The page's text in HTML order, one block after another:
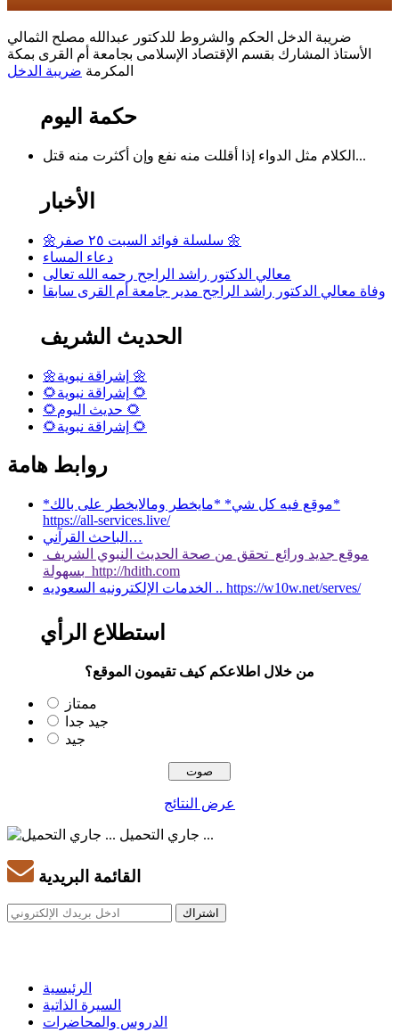
ضريبة الدخل الحكم والشروط للدكتور عبدالله مصلح الثمالي
الأستاذ المشارك بقسم الإقتصاد الإسلامى بجامعة أم القرى بمكة
المكرمة ضريبة الدخل
حكمة اليوم
الكلام مثل الدواء إذا أقللت منه نفع وإن أكثرت منه قتل...
الأخبار
🌼سلسلة فوائد السبت ٢٥ صفر 🌼
دعاء المساء
معالي الدكتور راشد الراجح رحمه الله تعالى
وفاة معالي الدكتور راشد الراجح مدير جامعة أم القرى سابقا
الحديث الشريف
🌼إشراقة نبوية 🌼
🌻إشراقة نبوية 🌻
🌻حديث اليوم 🌻
🌻إشراقة نبوية 🌻
روابط هامة
*موقع فيه كل شي* *مايخطر ومالايخطر على بالك*
https://all-services.live/
الباحث القرآني…
موقع جديد ورائع تحقق من صحة الحديث النبوي الشريف
بسهولة http://hdith.com
الخدمات الإلكترونيه السعوديه .. https://w10w.net/serves/
استطلاع الرأي
من خلال اطلاعكم كيف تقيمون الموقع؟
ممتاز
جيد جدا
جيد
عرض النتائج
جاري التحميل ...
القائمة البريدية
الرئيسية
السيرة الذاتية
الدروس والمحاضرات